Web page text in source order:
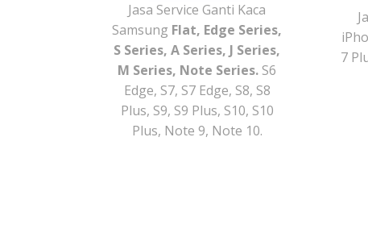
Jasa Service Ganti Kaca
Samsung Flat, Edge Series,
S Series, A Series, J Series,
M Series, Note Series. ​ S6
Edge, S7, S7 Edge, S8, S8
Plus, S9, S9 Plus, S10, S10
Plus, Note 9, Note 10.
7